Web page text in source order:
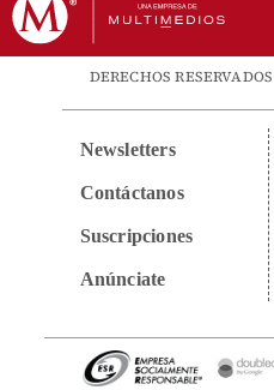
DERECHOS
Newsletters
Contáctanos
Suscripciones
Anúnciate